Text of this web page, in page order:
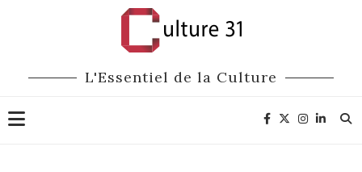
L'Essentiel de la Culture